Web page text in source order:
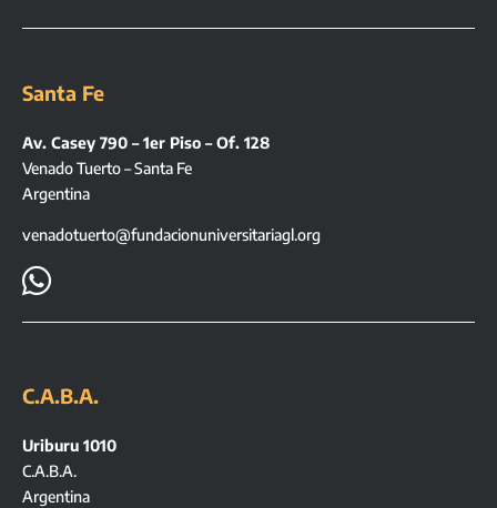
Santa Fe
Av. Casey 790 – 1er Piso – Of. 128
Venado Tuerto – Santa Fe
Argentina
venadotuerto@fundacionuniversitariagl.org

C.A.B.A.
Uriburu 1010
C.A.B.A.
Argentina